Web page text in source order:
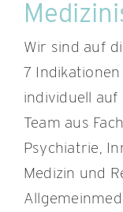
Wir sind auf
7
individuell auf
Team aus
Psychiatrie,
Medizin und